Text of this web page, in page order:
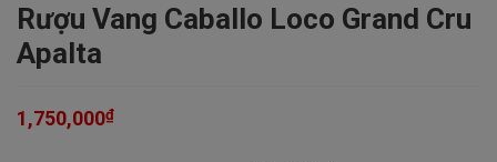
Rượu Vang Caballo Loco Grand Cru
Apalta
1,750,000₫